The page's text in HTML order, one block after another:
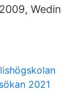
Wedin
2021